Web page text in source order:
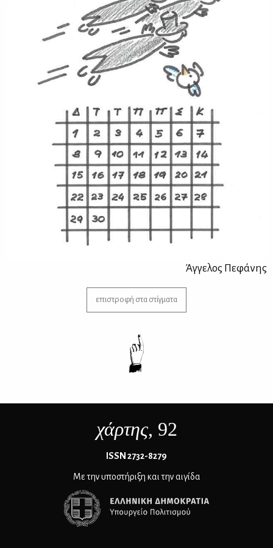
Άγ­γε­λος Πε­φά­νης
επιστροφή στα στίγματα
χάρτης, 92
ΙSSN 2732-8279
Με την υποστήριξη και την αιγίδα